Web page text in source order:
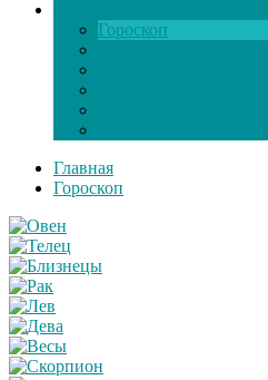
Гороскоп
Главная
Гороскоп